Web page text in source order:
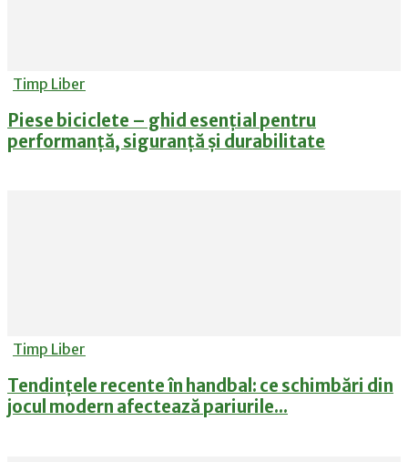
Timp Liber
Piese biciclete – ghid esențial pentru
performanță, siguranță și durabilitate
Timp Liber
Tendințele recente în handbal: ce schimbări din
jocul modern afectează pariurile...